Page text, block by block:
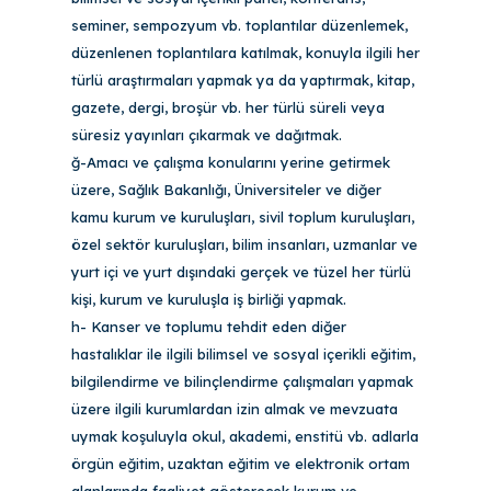
seminer, sempozyum vb. toplantılar düzenlemek,
düzenlenen toplantılara katılmak, konuyla ilgili her
türlü araştırmaları yapmak ya da yaptırmak, kitap,
gazete, dergi, broşür vb. her türlü süreli veya
süresiz yayınları çıkarmak ve dağıtmak.
ğ-Amacı ve çalışma konularını yerine getirmek
üzere, Sağlık Bakanlığı, Üniversiteler ve diğer
kamu kurum ve kuruluşları, sivil toplum kuruluşları,
özel sektör kuruluşları, bilim insanları, uzmanlar ve
yurt içi ve yurt dışındaki gerçek ve tüzel her türlü
kişi, kurum ve kuruluşla iş birliği yapmak.
h- Kanser ve toplumu tehdit eden diğer
hastalıklar ile ilgili bilimsel ve sosyal içerikli eğitim,
bilgilendirme ve bilinçlendirme çalışmaları yapmak
üzere ilgili kurumlardan izin almak ve mevzuata
uymak koşuluyla okul, akademi, enstitü vb. adlarla
örgün eğitim, uzaktan eğitim ve elektronik ortam